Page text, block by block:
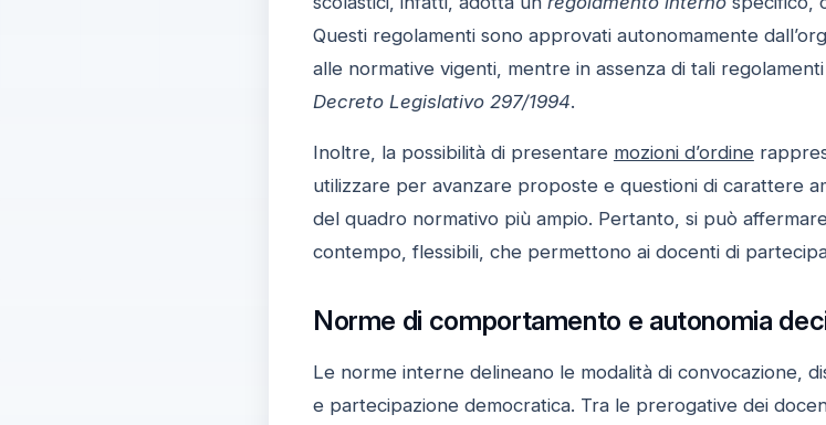
Questi regolamenti sono approvati autonomamente
alle normative vigenti, mentre in assenza di tali
Decreto Legislativo 297/1994.
Inoltre, la possibilità di presentare mozioni d’ordine
utilizzare per avanzare proposte e questioni di carattere
del quadro normativo più ampio. Pertanto, si può
contempo, flessibili, che permettono ai docenti di
Norme di comportamento e autonomia
Le norme interne delineano le modalità di convocazione,
e partecipazione democratica. Tra le prerogative dei